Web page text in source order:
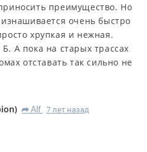
преимущество. Но
очень быстро
хрупкая и нежная.
А пока на старых трассах
отставать так сильно не
) R Alf 7 лет назад